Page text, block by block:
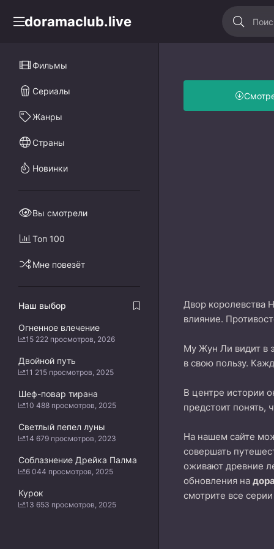
doramaclub.live
Двор королевства
влияние.
Му Жун Ли видит в
в свою пользу.
В центре истории
предстоит понять,
На нашем сайте
совершать
оживают древние
обновления на
смотрите все
Фильмы
Сериалы
Жанры
Страны
Новинки
Вы смотрели
Топ 100
Мне повезёт
Наш выбор
Огненное влечение
15 222 просмотров, 2026
Двойной путь
11 215 просмотров, 2025
Шеф-повар тирана
10 488 просмотров, 2025
Светлый пепел луны
14 679 просмотров, 2023
Соблазнение Дрейка Палма
6 044 просмотров, 2025
Курок
13 653 просмотров, 2025